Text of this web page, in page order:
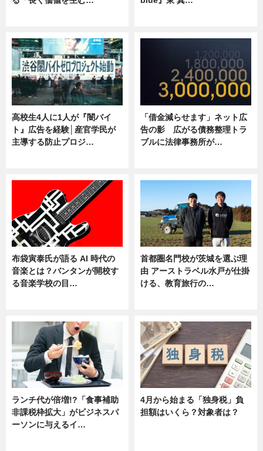
高校生4人に1人が『闇バイ
ト』広告を経験│産官学民が
主導する防止プロジ…
「借金減らせます」ネット広
告の影 広がる債務整理トラ
ブルに法律事務所が…
布袋寅泰氏が語る AI 時代の
音楽とは？バンタンが開校す
る音楽学校の目…
首都圏名門校が茨城を選ぶ理
由 アーストラベル水戸が仕掛
ける、教育旅行の…
ランチ代が倍増!?「食事補助
非課税枠拡大」がビジネスパ
ーソンに与えるイ…
4月から始まる「独身税」負
担額はいくら？対象者は？